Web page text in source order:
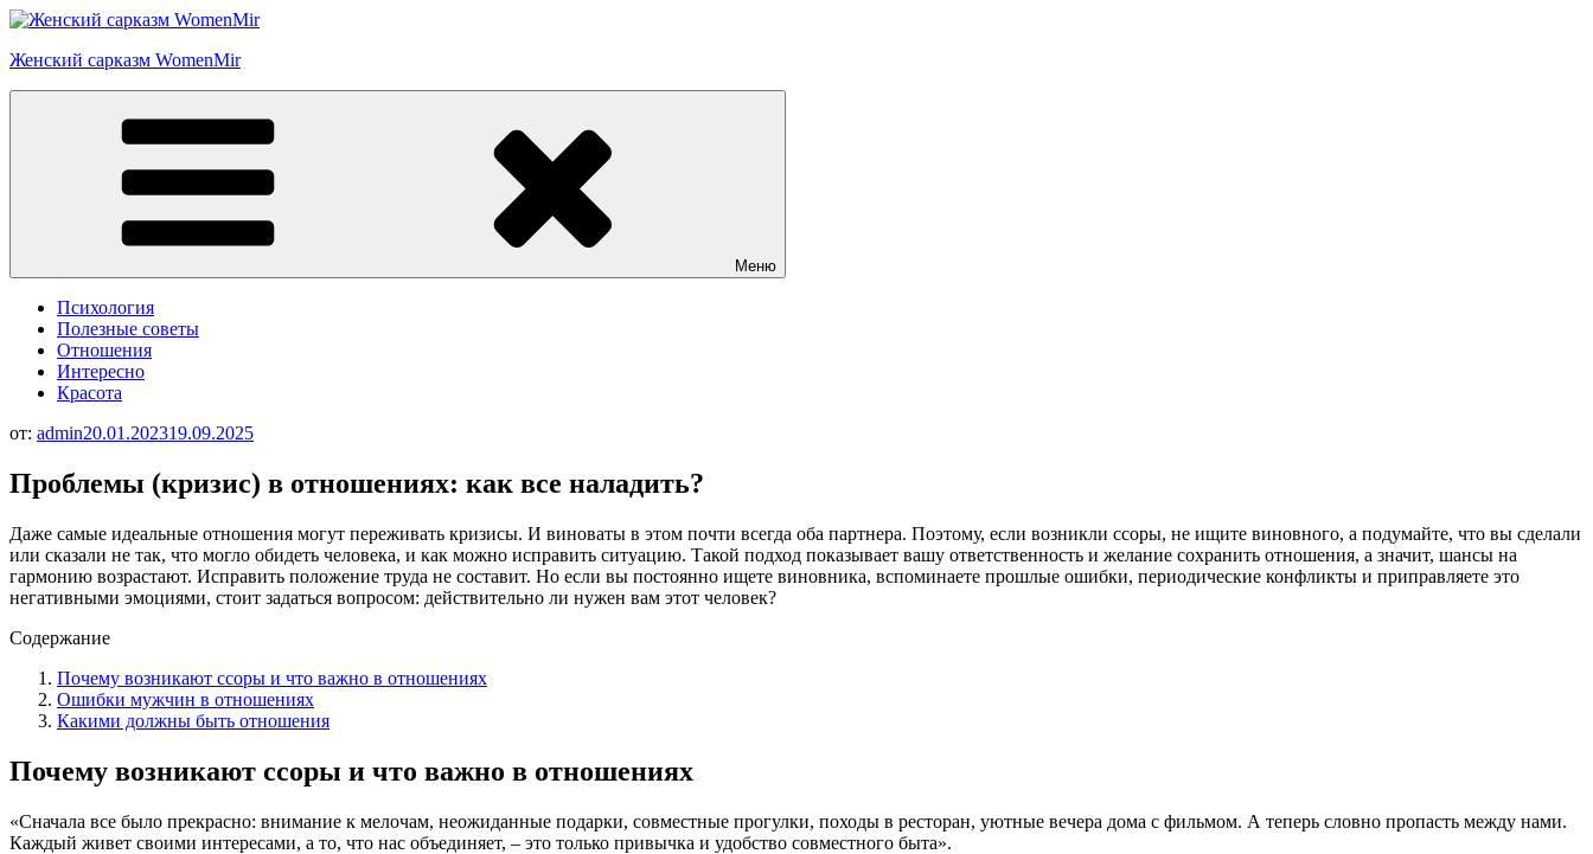
Перейти
содержимому
Женский сарказм WomenMir
Меню
Психология
Полезные советы
Отношения
Интересно
Красота
от: admin20.01.202319.09.2025
Проблемы (кризис) в отношениях: как все наладить?
Даже самые идеальные отношения могут переживать кризисы. И виноваты в этом почти всегда оба партнера. Поэтому, если возникли ссоры, не ищите виновного, а подумайте, что вы сделали
или сказали не так, что могло обидеть человека, и как можно исправить ситуацию. Такой подход показывает вашу ответственность и желание сохранить отношения, а значит, шансы на
гармонию возрастают. Исправить положение труда не составит. Но если вы постоянно ищете виновника, вспоминаете прошлые ошибки, периодические конфликты и приправляете это
негативными эмоциями, стоит задаться вопросом: действительно ли нужен вам этот человек?
Содержание
Почему возникают ссоры и что важно в отношениях
Ошибки мужчин в отношениях
Какими должны быть отношения
Почему возникают ссоры и что важно в отношениях
«Сначала все было прекрасно: внимание к мелочам, неожиданные подарки, совместные прогулки, походы в ресторан, уютные вечера дома с фильмом. А теперь словно пропасть между нами.
Каждый живет своими интересами, а то, что нас объединяет, – это только привычка и удобство совместного быта».